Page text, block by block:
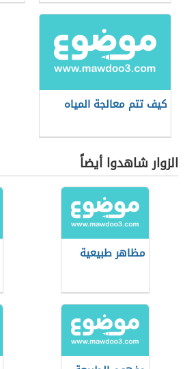
كيف تتم معالجة المياه
الزوار شاهدوا أيضاً
مظاهر طبيعية